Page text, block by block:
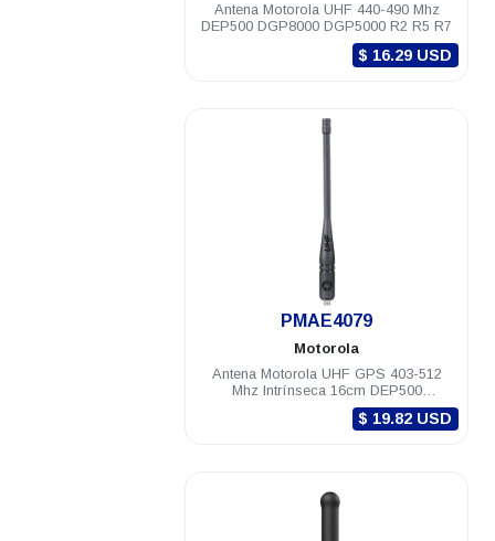
Antena Motorola UHF 440-490 Mhz
DEP500 DGP8000 DGP5000 R2 R5 R7
$ 16.29 USD
PMAE4079
Motorola
Antena Motorola UHF GPS 403-512
Mhz Intrínseca 16cm DEP500
DGP8000/5000 R2 R5 R7
$ 19.82 USD